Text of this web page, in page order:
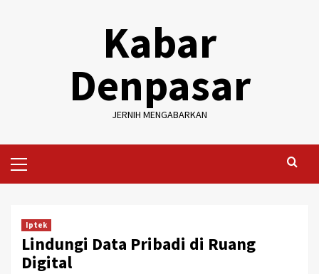
Kabar
Denpasar
JERNIH MENGABARKAN
Menu
Iptek
Lindungi Data Pribadi di Ruang
Digital